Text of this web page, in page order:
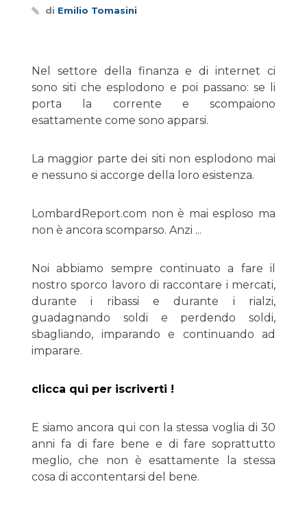
di Emilio Tomasini
Nel settore della finanza e di internet ci
sono siti che esplodono e poi passano: se li
porta la corrente e scompaiono
esattamente come sono apparsi.
La maggior parte dei siti non esplodono mai
e nessuno si accorge della loro esistenza.
LombardReport.com non è mai esploso ma
non è ancora scomparso. Anzi ...
Noi abbiamo sempre continuato a fare il
nostro sporco lavoro di raccontare i mercati,
durante i ribassi e durante i rialzi,
guadagnando soldi e perdendo soldi,
sbagliando, imparando e continuando ad
imparare.
clicca qui per iscriverti !
E siamo ancora qui con la stessa voglia di 30
anni fa di fare bene e di fare soprattutto
meglio, che non è esattamente la stessa
cosa di accontentarsi del bene.